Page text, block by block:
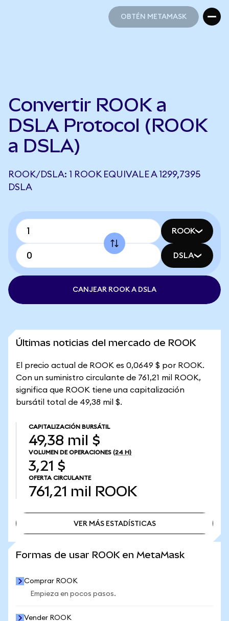
OBTÉN METAMASK
Convertir ROOK a
DSLA Protocol (ROOK
a DSLA)
ROOK/DSLA: 1 ROOK EQUIVALE A 1299,7395
DSLA
ROOK
DSLA
CANJEAR ROOK A DSLA
Últimas noticias del mercado de ROOK
El precio actual de ROOK es 0,0649 $ por ROOK.
Con un suministro circulante de 761,21 mil ROOK,
significa que ROOK tiene una capitalización
bursátil total de 49,38 mil $.
CAPITALIZACIÓN BURSÁTIL
49,38 mil $
VOLUMEN DE OPERACIONES (24 H)
3,21 $
OFERTA CIRCULANTE
761,21 mil ROOK
VER MÁS ESTADÍSTICAS
Formas de usar ROOK en MetaMask
Comprar ROOK
Empieza en pocos pasos.
Vender ROOK